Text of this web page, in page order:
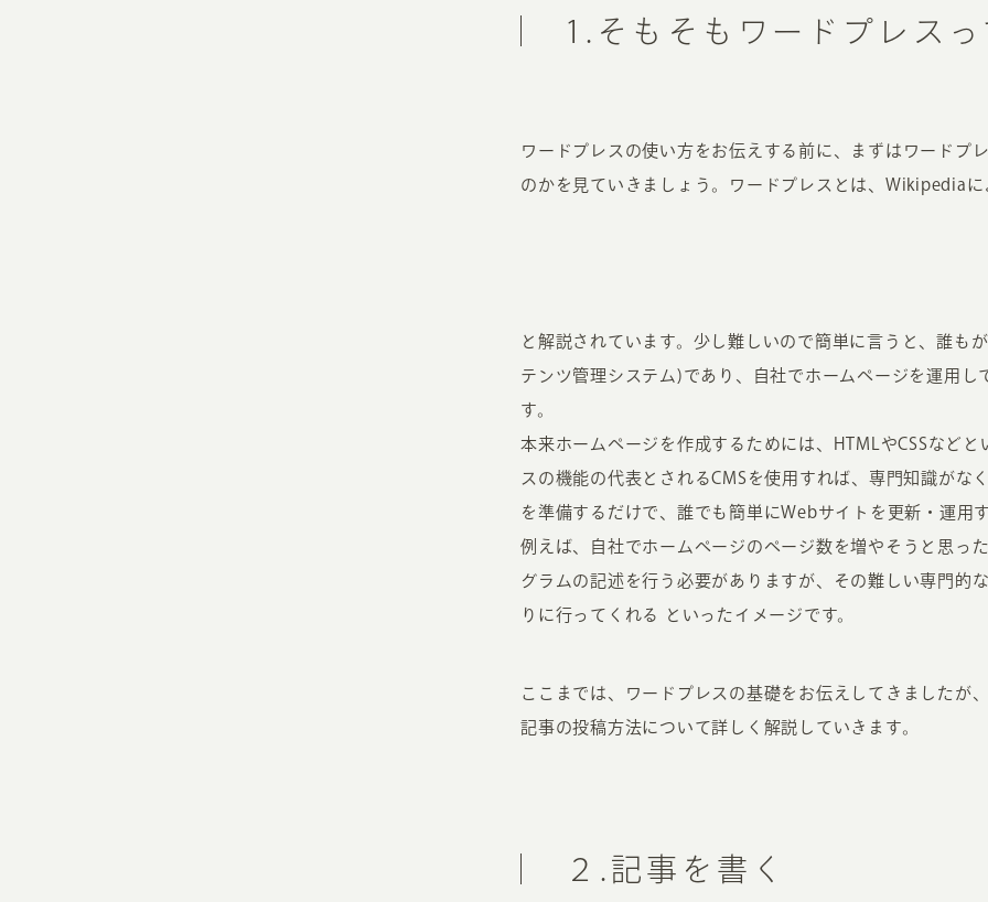
1.そもそもワードプレスっ
ワードプレスの使い方をお伝えする前に、まずはワードプ
のかを見ていきましょう。ワードプレスとは、Wikipediaに
と解説されています。少し難しいので簡単に言うと、誰も
テンツ管理システム)であり、自社でホームページを運用し
す。
本来ホームページを作成するためには、HTMLやCSSなど
スの機能の代表とされるCMSを使用すれば、専門知識がな
を準備するだけで、誰でも簡単にWebサイトを更新・運用
例えば、自社でホームページのページ数を増やそうと思っ
グラムの記述を行う必要がありますが、その難しい専門的
りに行ってくれる といったイメージです。
ここまでは、ワードプレスの基礎をお伝えしてきましたが
記事の投稿方法について詳しく解説していきます。
２.記事を書く